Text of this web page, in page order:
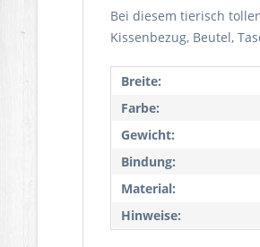
Bei diesem tierisch
Kissenbezug, Beutel,
Breite:
Farbe:
Gewicht:
Bindung:
Material:
Hinweise: